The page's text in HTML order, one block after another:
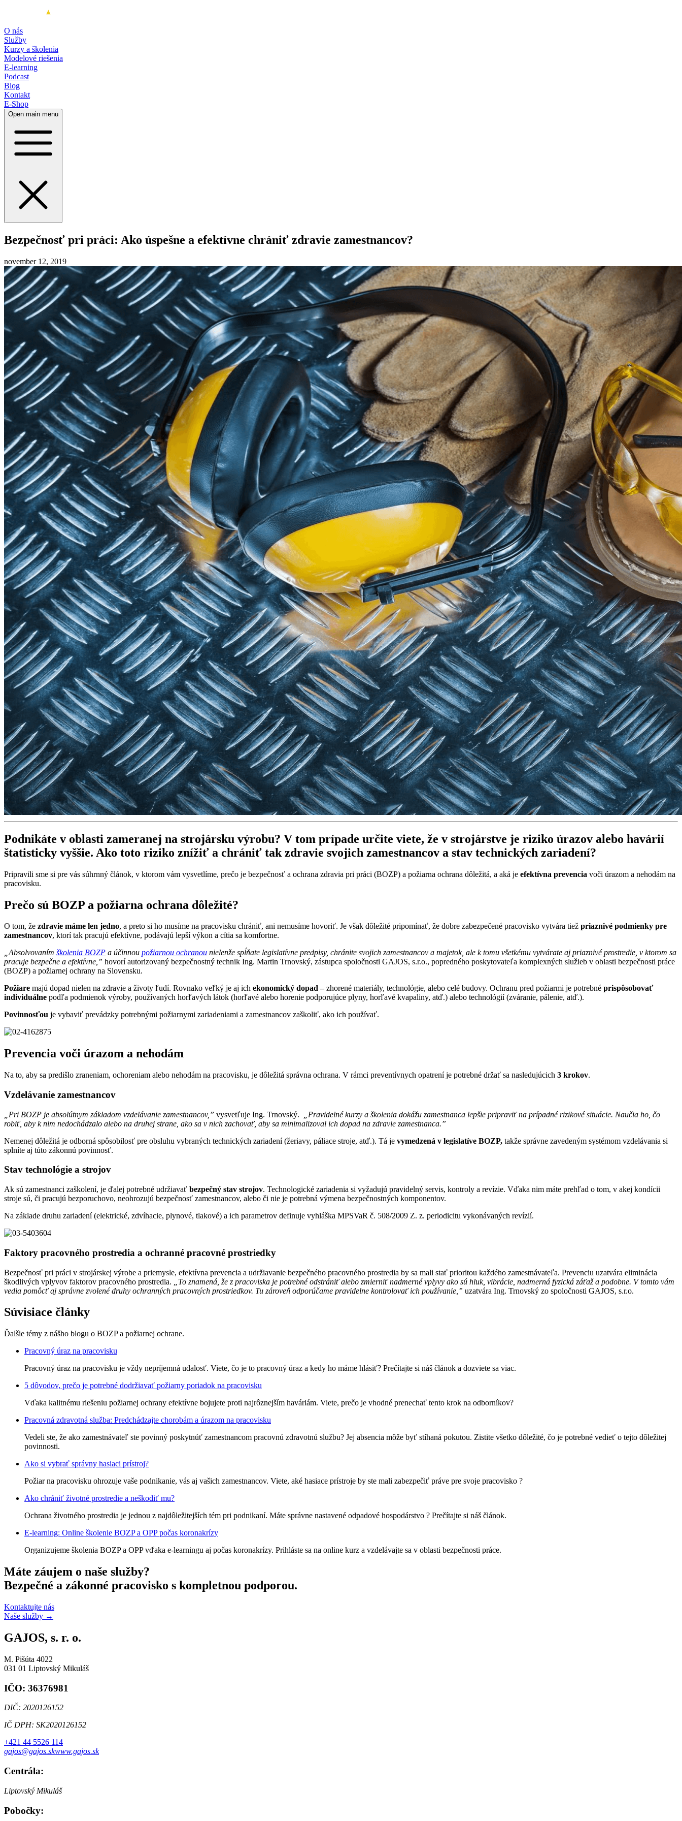
O nás
Služby
Kurzy a školenia
Modelové riešenia
E-learning
Podcast
Blog
Kontakt
E-Shop
Open main menu
Bezpečnosť pri práci: Ako úspešne a efektívne chrániť zdravie zamestnancov?
november 12, 2019
Podnikáte v oblasti zameranej na strojársku výrobu? V tom prípade určite viete, že v strojárstve je riziko úrazov alebo havárií
štatisticky vyššie. Ako toto riziko znížiť a chrániť tak zdravie svojich zamestnancov a stav technických zariadení?
Pripravili sme si pre vás súhrnný článok, v ktorom vám vysvetlíme, prečo je bezpečnosť a ochrana zdravia pri práci (BOZP) a požiarna ochrana dôležitá, a aká je efektívna prevencia voči úrazom a nehodám na
pracovisku.
Prečo sú BOZP a požiarna ochrana dôležité?
O tom, že zdravie máme len jedno, a preto si ho musíme na pracovisku chrániť, ani nemusíme hovoriť. Je však dôležité pripomínať, že dobre zabezpečené pracovisko vytvára tiež priaznivé podmienky pre
zamestnancov, ktorí tak pracujú efektívne, podávajú lepší výkon a cítia sa komfortne.
„Absolvovaním školenia BOZP a účinnou požiarnou ochranou nielenže spĺňate legislatívne predpisy, chránite svojich zamestnancov a majetok, ale k tomu všetkému vytvárate aj priaznivé prostredie, v ktorom sa
pracuje bezpečne a efektívne,” hovorí autorizovaný bezpečnostný technik Ing. Martin Trnovský, zástupca spoločnosti GAJOS, s.r.o., popredného poskytovateľa komplexných služieb v oblasti bezpečnosti práce
(BOZP) a požiarnej ochrany na Slovensku.
Požiare majú dopad nielen na zdravie a životy ľudí. Rovnako veľký je aj ich ekonomický dopad –zhorené materiály, technológie, alebo celé budovy. Ochranu pred požiarmi je potrebné prispôsobovať
individuálne podľa podmienok výroby, používaných horľavých látok (horľavé alebo horenie podporujúce plyny, horľavé kvapaliny, atď.) alebo technológií (zváranie, pálenie, atď.).
Povinnosťou je vybaviť prevádzky potrebnými požiarnymi zariadeniami a zamestnancov zaškoliť, ako ich používať.
Prevencia voči úrazom a nehodám
Na to, aby sa predišlo zraneniam, ochoreniam alebo nehodám na pracovisku, je dôležitá správna ochrana. V rámci preventívnych opatrení je potrebné držať sa nasledujúcich 3 krokov.
Vzdelávanie zamestnancov
„Pri BOZP je absolútnym základom vzdelávanie zamestnancov,” vysvetľuje Ing. Trnovský.
„Pravidelné kurzy a školenia dokážu zamestnanca lepšie pripraviť na prípadné rizikové situácie. Naučia ho, čo
robiť, aby k nim nedochádzalo alebo na druhej strane, ako sa v nich zachovať, aby sa minimalizoval ich dopad na zdravie zamestnanca.”
Nemenej dôležitá je odborná spôsobilosť pre obsluhu vybraných technických zariadení (žeriavy, páliace stroje, atď.). Tá je vymedzená v legislatíve BOZP, takže správne zavedeným systémom vzdelávania si
splníte aj túto zákonnú povinnosť.
Stav technológie a strojov
Ak sú zamestnanci zaškolení, je ďalej potrebné udržiavať bezpečný stav strojov. Technologické zariadenia si vyžadujú pravidelný servis, kontroly a revízie. Vďaka nim máte prehľad o tom, v akej kondícii
stroje sú, či pracujú bezporuchovo, neohrozujú bezpečnosť zamestnancov, alebo či nie je potrebná výmena bezpečnostných komponentov.
Na základe druhu zariadení (elektrické, zdvíhacie, plynové, tlakové) a ich parametrov definuje vyhláška MPSVaR č. 508/2009 Z. z. periodicitu vykonávaných revízií.
Faktory pracovného prostredia a ochranné pracovné prostriedky
Bezpečnosť pri práci v strojárskej výrobe a priemysle, efektívna prevencia a udržiavanie bezpečného pracovného prostredia by sa mali stať prioritou každého zamestnávateľa. Prevenciu uzatvára eliminácia
škodlivých vplyvov faktorov pracovného prostredia.
„To znamená, že z pracoviska je potrebné odstrániť alebo zmierniť nadmerné vplyvy ako sú hluk, vibrácie, nadmerná fyzická záťaž a podobne. V tomto vám
vedia pomôcť aj správne zvolené druhy ochranných pracovných prostriedkov. Tu zároveň odporúčame pravidelne kontrolovať ich používanie,” uzatvára Ing. Trnovský zo spoločnosti GAJOS, s.r.o.
Súvisiace články
Ďalšie témy z nášho blogu o BOZP a požiarnej ochrane.
Pracovný úraz na pracovisku
Pracovný úraz na pracovisku je vždy nepríjemná udalosť. Viete, čo je to pracovný úraz a kedy ho máme hlásiť? Prečítajte si náš článok a dozviete sa viac.
5 dôvodov, prečo je potrebné dodržiavať požiarny poriadok na pracovisku
Vďaka kalitnému riešeniu požiarnej ochrany efektívne bojujete proti najrôznejším haváriám. Viete, prečo je vhodné prenechať tento krok na odborníkov?
Pracovná zdravotná služba: Predchádzajte chorobám a úrazom na pracovisku
Vedeli ste, že ako zamestnávateľ ste povinný poskytnúť zamestnancom pracovnú zdravotnú službu? Jej absencia môže byť stíhaná pokutou. Zistite všetko dôležité, čo je potrebné vedieť o tejto dôležitej
povinnosti.
Ako si vybrať správny hasiaci prístroj?
Požiar na pracovisku ohrozuje vaše podnikanie, vás aj vašich zamestnancov. Viete, aké hasiace prístroje by ste mali zabezpečiť práve pre svoje pracovisko ?
Ako chrániť životné prostredie a neškodiť mu?
Ochrana životného prostredia je jednou z najdôležitejších tém pri podnikaní. Máte správne nastavené odpadové hospodárstvo ? Prečítajte si náš článok.
E-learning: Online školenie BOZP a OPP počas koronakrízy
Organizujeme školenia BOZP a OPP vďaka e-learningu aj počas koronakrízy. Prihláste sa na online kurz a vzdelávajte sa v oblasti bezpečnosti práce.
Máte záujem o naše služby?
Bezpečné a zákonné pracovisko s kompletnou podporou.
Kontaktujte nás
Naše služby →
GAJOS, s. r. o.
M. Pišúta 4022
031 01 Liptovský Mikuláš
IČO: 36376981
DIČ: 2020126152
IČ DPH: SK2020126152
+421 44 5526 114
gajos@gajos.skwww.gajos.sk
Centrála:
Liptovský Mikuláš
Pobočky: